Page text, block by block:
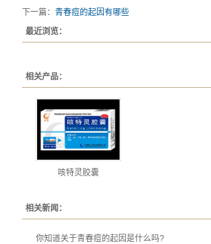
下一篇： 青春痘的起因有哪些
最近浏览：
相关产品：
咳特灵胶囊
相关新闻：
你知道关于青春痘的起因是什么吗?